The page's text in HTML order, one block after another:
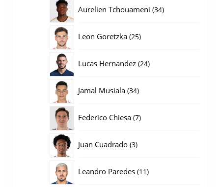
Aurelien Tchouameni 3434
Leon Goretzka 2525
Lucas Hernandez 2424
Jamal Musiala 3434
Federico Chiesa 77
Juan Cuadrado 33
Leandro Paredes 1111